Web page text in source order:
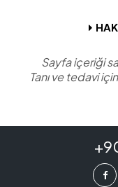
Sayfa içeriği
Tanı ve tedavi